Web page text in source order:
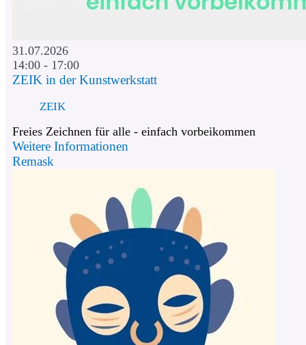
31.07.2026
14:00 - 17:00
ZEIK in der Kunstwerkstatt
ZEIK
Freies Zeichnen für alle - einfach vorbeikommen
Weitere Informationen
Remask